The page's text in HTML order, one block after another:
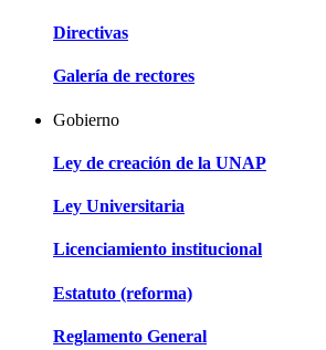
Directivas
Galería de rectores
Gobierno
Ley de creación de la UNAP
Ley Universitaria
Licenciamiento institucional
Estatuto (reforma)
Reglamento General